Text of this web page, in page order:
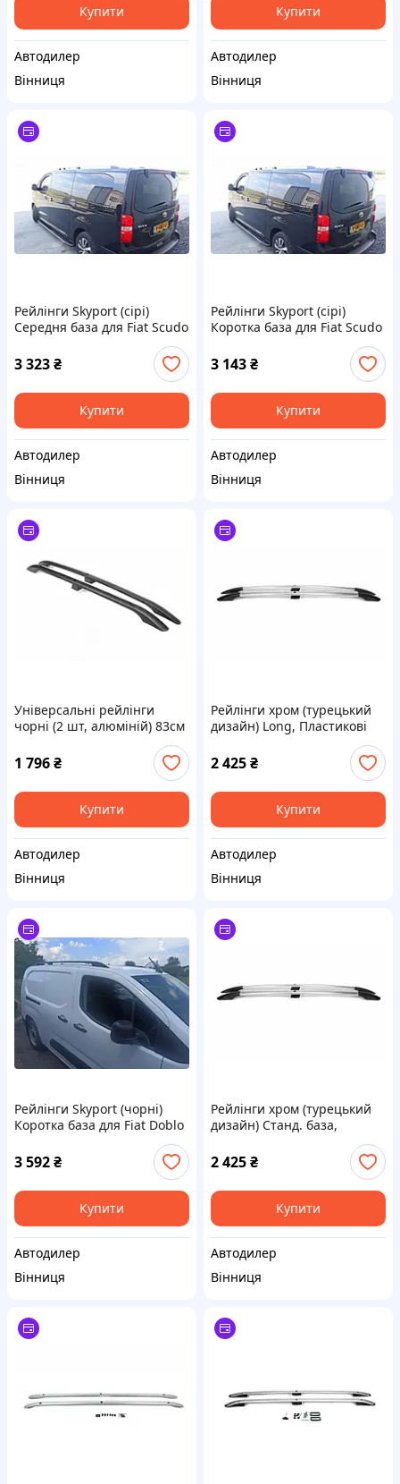
Купити
Автодилер
Вінниця
Купити
Автодилер
Вінниця
Рейлінги Skyport (сірі)
Середня база для Fiat Scudo
3 323₴
Купити
Автодилер
Вінниця
Рейлінги Skyport (сірі)
Коротка база для Fiat Scudo
3 143₴
Купити
Автодилер
Вінниця
Універсальні рейлінги
чорні (2 шт, алюміній) 83см
1 796₴
Купити
Автодилер
Вінниця
Рейлінги хром (турецький
дизайн) Long, Пластикові
2023- рр
2 425₴
Купити
Автодилер
Вінниця
Рейлінги Skyport (чорні)
Коротка база для Fiat Doblo
3 592₴
Купити
Автодилер
Вінниця
Рейлінги хром (турецький
дизайн) Станд. база,
Пластикові ніжки для Fiat
Doblo III 2023- рр
2 425₴
Купити
Автодилер
Вінниця